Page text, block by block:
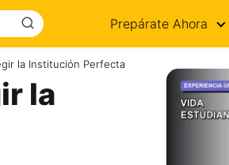
Prepárate Ahora
la Institución Perfecta
la